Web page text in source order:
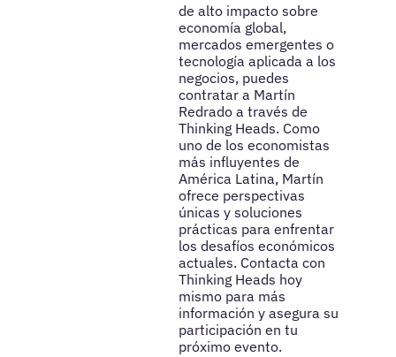
de alto impacto sobre
economía global,
mercados emergentes o
tecnología aplicada a los
negocios, puedes
contratar a Martín
Redrado a través de
Thinking Heads. Como
uno de los economistas
más influyentes de
América Latina, Martín
ofrece perspectivas
únicas y soluciones
prácticas para enfrentar
los desafíos económicos
actuales. Contacta con
Thinking Heads hoy
mismo para más
información y asegura su
participación en tu
próximo evento.